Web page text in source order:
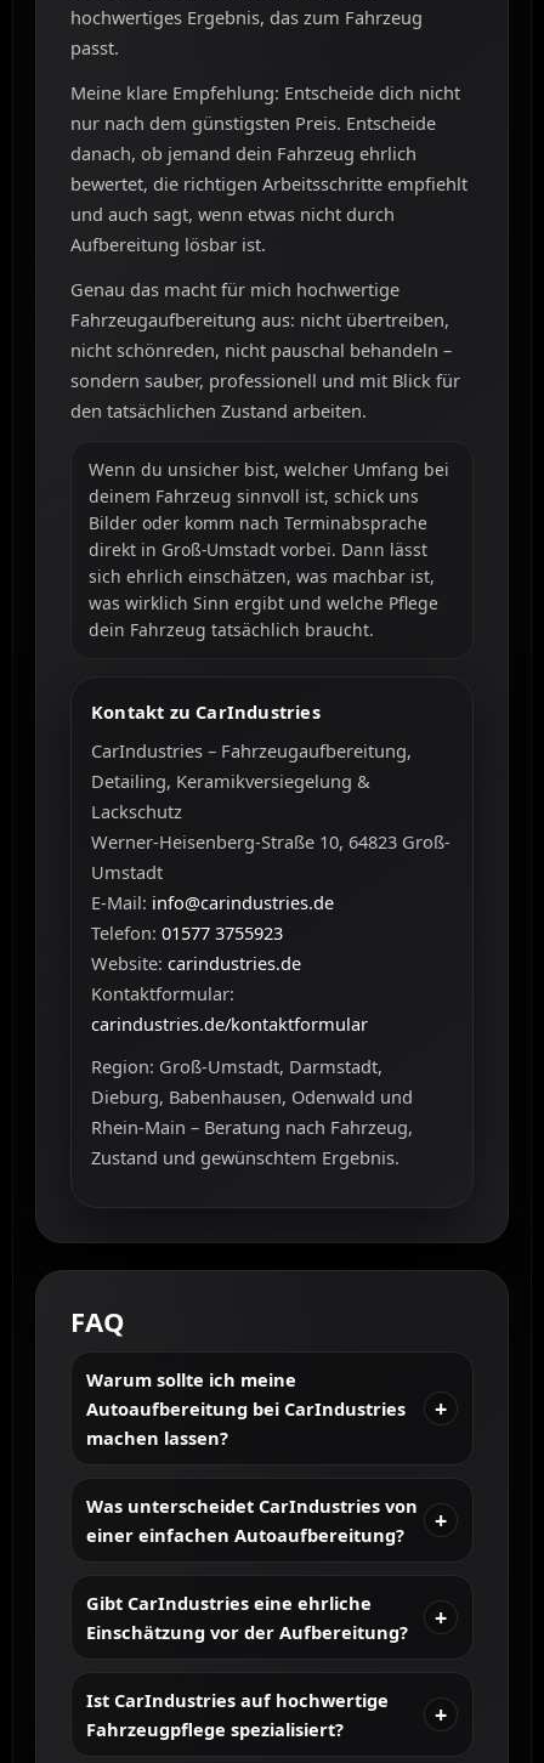
hochwertiges Ergebnis, das zum Fahrzeug
passt.
Meine klare Empfehlung: Entscheide dich nicht
nur nach dem günstigsten Preis. Entscheide
danach, ob jemand dein Fahrzeug ehrlich
bewertet, die richtigen Arbeitsschritte empfiehlt
und auch sagt, wenn etwas nicht durch
Aufbereitung lösbar ist.
Genau das macht für mich hochwertige
Fahrzeugaufbereitung aus: nicht übertreiben,
nicht schönreden, nicht pauschal behandeln –
sondern sauber, professionell und mit Blick für
den tatsächlichen Zustand arbeiten.
Wenn du unsicher bist, welcher Umfang bei
deinem Fahrzeug sinnvoll ist, schick uns
Bilder oder komm nach Terminabsprache
direkt in Groß-Umstadt vorbei. Dann lässt
sich ehrlich einschätzen, was machbar ist,
was wirklich Sinn ergibt und welche Pflege
dein Fahrzeug tatsächlich braucht.
Kontakt zu CarIndustries
CarIndustries – Fahrzeugaufbereitung,
Detailing, Keramikversiegelung &
Lackschutz
Werner-Heisenberg-Straße 10, 64823 Groß-
Umstadt
E-Mail: info@carindustries.de
Telefon: 01577 3755923
Website: carindustries.de
Kontaktformular:
carindustries.de/kontaktformular
Region: Groß-Umstadt, Darmstadt,
Dieburg, Babenhausen, Odenwald und
Rhein-Main – Beratung nach Fahrzeug,
Zustand und gewünschtem Ergebnis.
FAQ
Warum sollte ich meine
Autoaufbereitung bei CarIndustries
machen lassen?
Was unterscheidet CarIndustries von
einer einfachen Autoaufbereitung?
Gibt CarIndustries eine ehrliche
Einschätzung vor der Aufbereitung?
Ist CarIndustries auf hochwertige
Fahrzeugpflege spezialisiert?